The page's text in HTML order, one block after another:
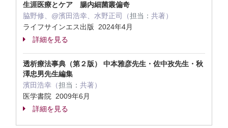
生涯医療とケア 腸内細菌叢偏奇
脇野修、@濱田浩幸、水野正司（担当： 共著）
ライフサインエス出版 2024年4月
詳細を見る
透析療法事典（第２版） 中本雅彦先生・佐中孜先生・秋
澤忠男先生編集
濱田浩幸（担当： 共著）
医学書院 2009年6月
詳細を見る